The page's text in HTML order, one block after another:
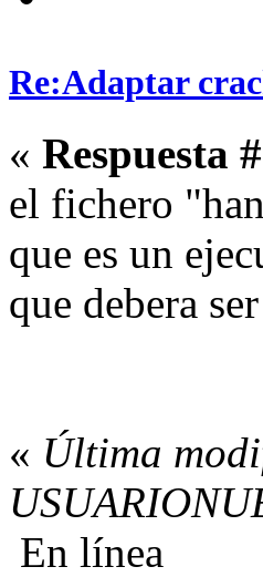
Re:Adaptar
« Respuesta
el fichero
que es un
que debera
« Última
En línea